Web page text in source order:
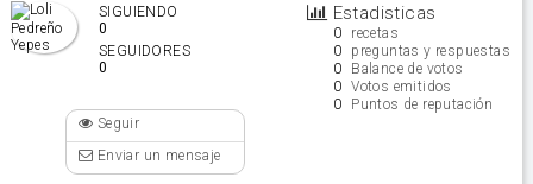
Estadisticas
0 recetas
0 preguntas y respuestas
0 Balance de votos
0 Votos emitidos
0 Puntos de reputación
SIGUIENDO
0
SEGUIDORES
0
Seguir
Enviar un mensaje